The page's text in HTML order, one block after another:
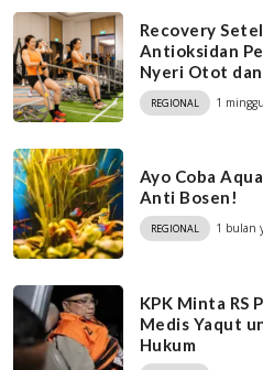
Recovery
Antioksidan
Nyeri Otot
REGIONAL 1
Ayo Coba
Anti Bosen!
REGIONAL 1 bulan
KPK Minta RS
Medis Yaqut
Hukum